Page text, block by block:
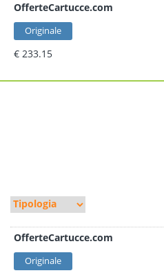
OfferteCartucce.com
Originale
€ 233.15
OfferteCartucce.com
Originale